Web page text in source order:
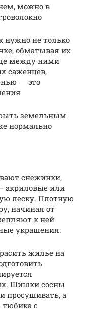
можно в
нужно не только
обматывая их
между ними
саженцев,
― это
земельным
нормально
снежинки,
акриловые или
леску. Плотную
начиная от
к ней
украшения.
жилье на
Шишки сосны
просушивать, а
тюбика с